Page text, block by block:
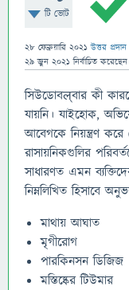
টি ভোট
28 ফেব্রুয়ারি 2021 উত্তর প্রদান
29 জুন 2021 নির্বাচিত করেছেন
সিউডোবल्বার কী
যায়নি। যাইহোক,
আবেগকে নিয়ন্ত্রণ করে
রাসায়নিকগুলির
সাধারণত এমন
নিম্নলিখিত হিসাবে
মাথায় আঘাত
মৃগীরোগ
পারকিনসন ডিজিজ
মস্তিষ্কের টিউমার